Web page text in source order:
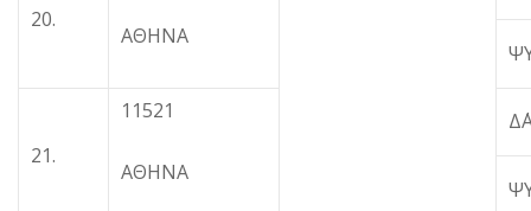
20.
ΑΘΗΝΑ
21.
11521
ΑΘΗΝΑ